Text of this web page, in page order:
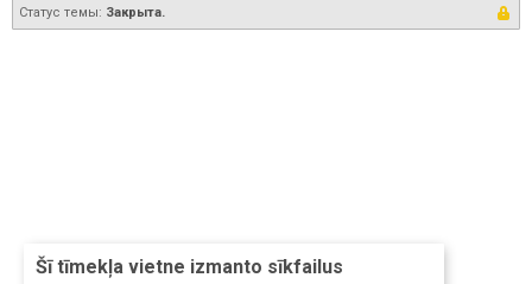
Šī tīmekļa vietne izmanto sīkfailus
Статус темы: Закрыта.